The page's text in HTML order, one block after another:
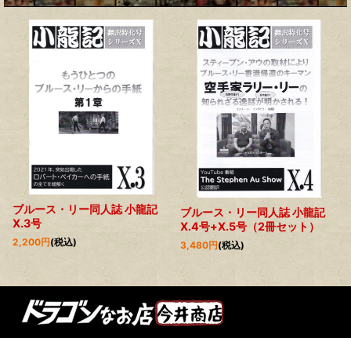
ブルース・リー同人誌 小龍記
X.3号
2,200円(税込)
ブルース・リー同人誌 小龍記
X.4号+X.5号（2冊セット）
3,480円(税込)